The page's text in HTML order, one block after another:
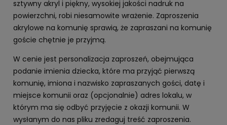
sztywny akryl i piękny, wysokiej jakości nadruk na
powierzchni, robi niesamowite wrażenie. Zaproszenia
akrylowe na komunię sprawią, że zapraszani na komunię
goście chętnie je przyjmą.
W cenie jest personalizacja zaproszeń, obejmująca
podanie imienia dziecka, które ma przyjąć pierwszą
komunię, imiona i nazwisko zapraszanych gości, datę i
miejsce komunii oraz (opcjonalnie) adres lokalu, w
którym ma się odbyć przyjęcie z okazji komunii. W
wysłanym do nas pliku zredaguj treść zaproszenia.